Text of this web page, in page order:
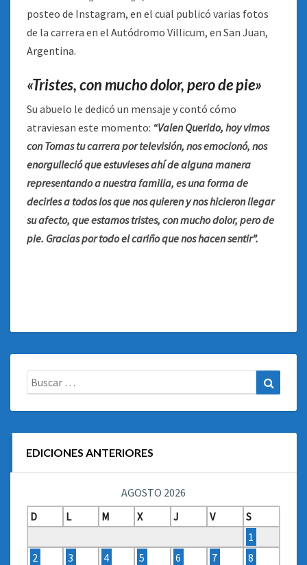
posteo de Instagram, en el cual publicó varias fotos
de la carrera en el Autódromo Villicum, en San Juan,
Argentina.
«Tristes, con mucho dolor, pero de pie»
Su abuelo le dedicó un mensaje y contó cómo
atraviesan este momento: “Valen Querido, hoy vimos
con Tomas tu carrera por televisión, nos emocionó, nos
enorgulleció que estuvieses ahí de alguna manera
representando a nuestra familia, es una forma de
decirles a todos los que nos quieren y nos hicieron llegar
su afecto, que estamos tristes, con mucho dolor, pero de
pie. Gracias por todo el cariño que nos hacen sentir”.
Buscar:
EDICIONES ANTERIORES
AGOSTO 2026
D
L M X J V
S
1
2
3 4 5 6 7
8